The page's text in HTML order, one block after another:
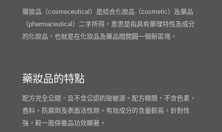
藥妝品（cosmeceutical）是結合化妝品（cosmetic）及藥品
（pharmaceutical）二字所得，意思是指具有藥理特性及成分
的化妝品，也就是在化妝品及藥品間開闢一個新區塊。
藥妝品的特點
配方完全公開，且不含公認的致敏源。配方精簡，不含色素，
香料，防腐劑及表面活性劑。有效成分的含量較高，針對性
強，較一般保養品功效顯著。